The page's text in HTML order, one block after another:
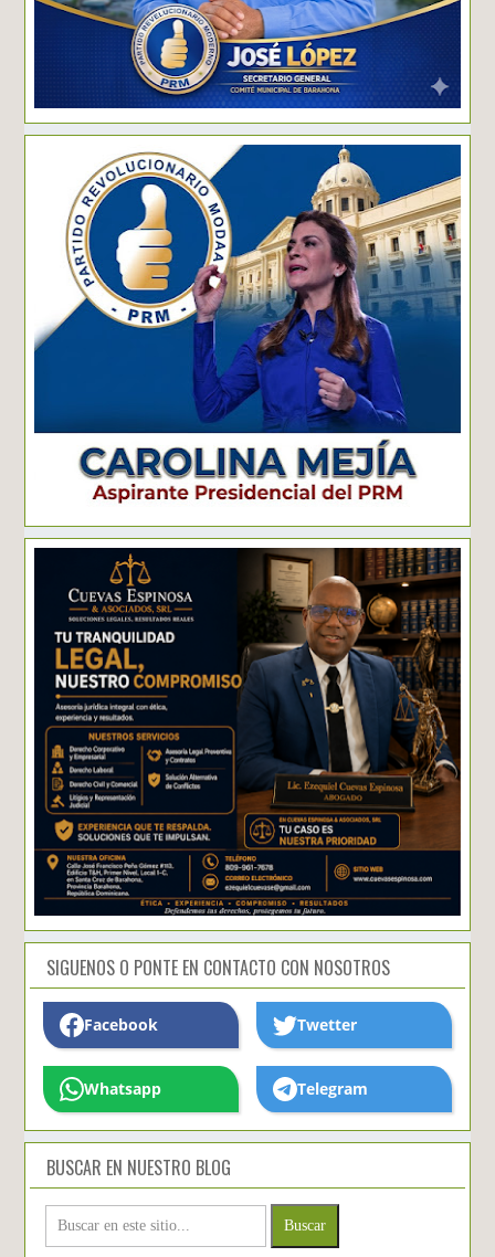
SIGUENOS O PONTE EN CONTACTO CON NOSOTROS
Facebook Twetter
Whatsapp Telegram
BUSCAR EN NUESTRO BLOG